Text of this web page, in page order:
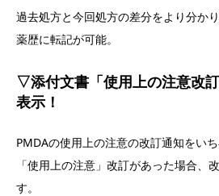
過去処方と今回処方の差分をより分か
薬歴に転記が可能。
▽添付文書「使用上の注意改
表示！
PMDAの使用上の注意の改訂通知をい
「使用上の注意」改訂があった場合、
す。